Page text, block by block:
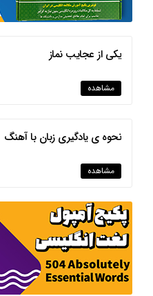
یکی از عجایب نماز
مشاهده
نحوه ی یادگیری زبان با آهنگ
مشاهده